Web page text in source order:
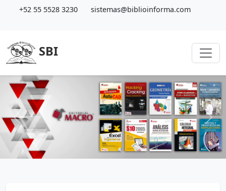
+52 55 5528 3230 sistemas@biblioinforma.com
SBI
Previous Next